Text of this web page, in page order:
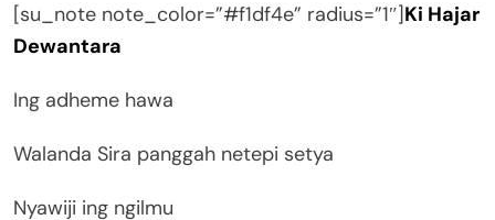
[su_note note_color=”#f1df4e” radius=”1″]Ki Hajar
Dewantara
Ing adheme hawa
Walanda Sira panggah netepi setya
Nyawiji ing ngilmu